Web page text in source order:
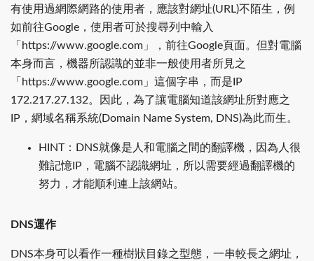
有使用過網際網路的使用者，應該對網址(URL)不陌生，例
如前往Google，使用者可於搜尋列中輸入
「https://www.google.com」，前往Google頁面。但對電腦
本身而言，機器所認識的並非一般使用者所見之
「https://www.google.com」這個字串，而是IP
172.217.27.132。因此，為了讓電腦知道該網址所對應之
IP，網域名稱系統(Domain Name System, DNS)為此而生。
HINT：DNS就像是人和電腦之間的翻譯機，因為人很
難記憶IP，電腦不認識網址，所以需要經過翻譯機的
努力，才能順利連上該網站。
DNS運作
DNS本身可以看作一種樹狀目錄之型態，一串較長之網址，